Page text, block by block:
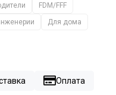
FDM/FFF
Для дома
Оплата